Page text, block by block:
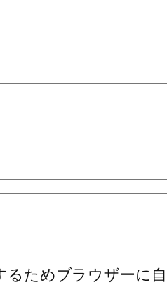
るためブラウザーに